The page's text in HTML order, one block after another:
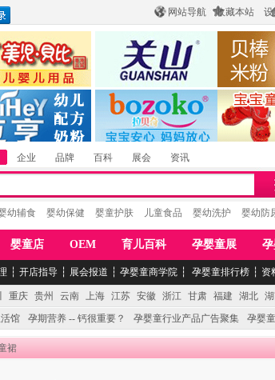
网站导航 收藏本站
美儿婴儿用品公司
亨母婴用品有限公司
陕西关山乳业有限公司
香港欧嘻高婴童用品公司
江西贝
企业 品牌 百科 展会 资讯
幼辅食 婴幼保健 婴童护肤 儿童食品 婴幼洗护 婴幼防
婴童店 OEM 育儿百科 孕婴童展
┆ 开店指导 ┆ 展会报道 ┆ 孕婴童商学院 ┆ 孕婴童排行榜 ┆ 资
重庆 贵州 云南 上海 江苏 安徽 浙江 甘肃 福建 湖北
馆 孕期营养 -- 钙很重要？ 孕婴童行业产品广告聚集 孕婴
裙